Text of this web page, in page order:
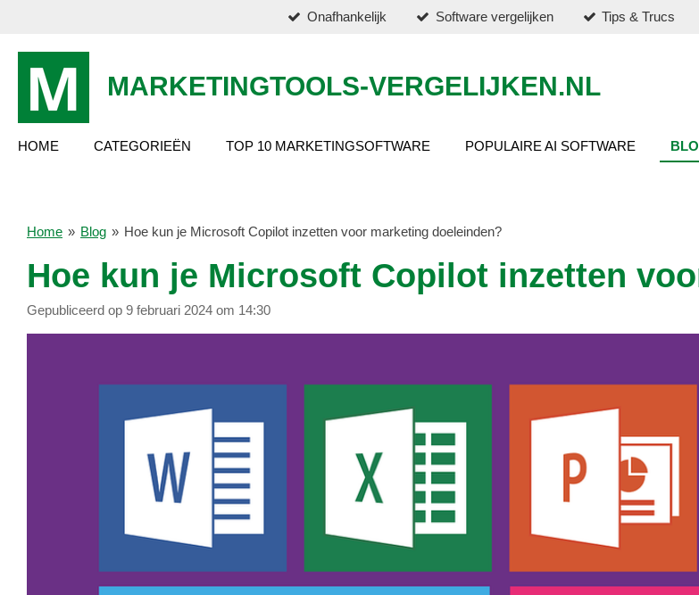
naar
hoofdinhoud
Onafhankelijk Software vergelijken Tips & Trucs
MARKETINGTOOLS-VERGELIJKEN.NL
HOME CATEGORIEËN TOP 10 MARKETINGSOFTWARE POPULAIRE AI SOFTWARE
Home » Blog » Hoe kun je Microsoft Copilot inzetten voor marketing doeleinden?
Hoe kun je Microsoft Copilot inzetten
Gepubliceerd op 9 februari 2024 om 14:30